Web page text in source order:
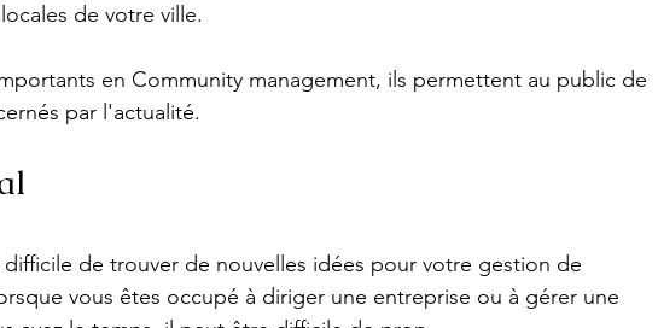
de votre ville.
en Community management, ils permettent au public de
par l'actualité.
de trouver de nouvelles idées pour votre gestion de
vous êtes occupé à diriger une entreprise ou à gérer une